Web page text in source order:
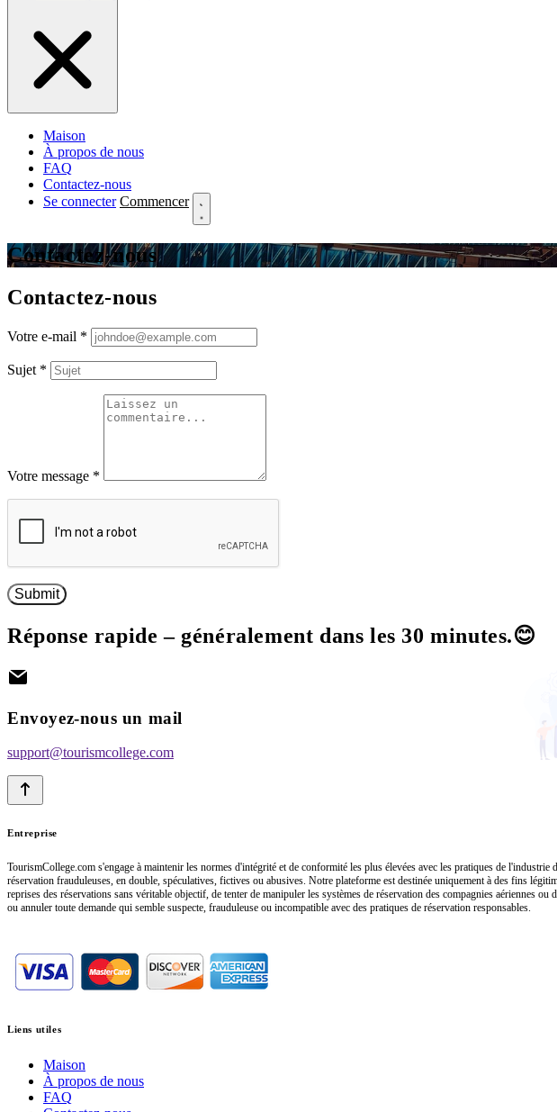
Maison
À propos de nous
FAQ
Contactez-nous
Se connecter Commencer
Contactez-nous
Contactez-nous
Votre e-mail *
Sujet *
Votre message *
Submit
Réponse rapide – généralement dans les 30 minutes.😊
Envoyez-nous un mail
support@tourismcollege.com
Entreprise
TourismCollege.com s'engage à maintenir les normes d'intégrité et de conformité les plus élevées avec les pratiques de
réservation frauduleuses, en double, spéculatives, fictives ou abusives. Notre plateforme est destinée uniquement à des fins
reprises des réservations sans véritable objectif, de tenter de manipuler les systèmes de réservation des compagnies
ou annuler toute demande qui semble suspecte, frauduleuse ou incompatible avec des pratiques de réservation responsables.
Liens utiles
Maison
À propos de nous
FAQ